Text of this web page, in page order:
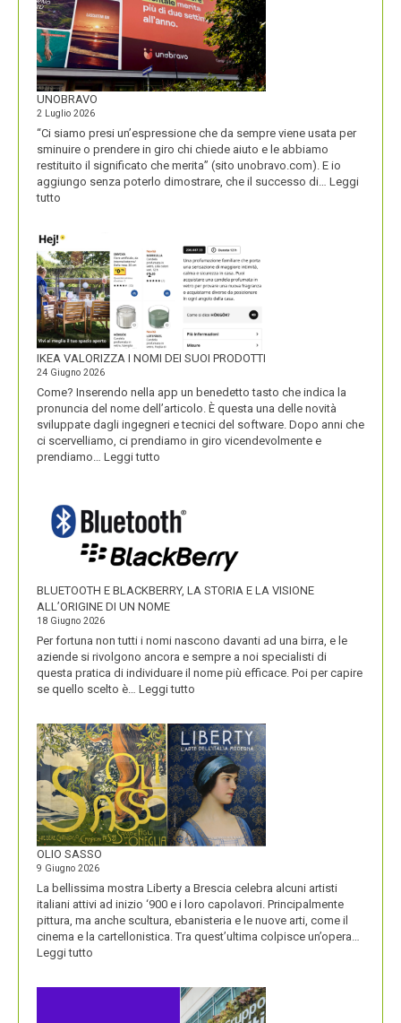
UNOBRAVO
2 Luglio 2026
“Ci siamo presi un’espressione che da sempre viene usata per
sminuire o prendere in giro chi chiede aiuto e le abbiamo
restituito il significato che merita” (sito unobravo.com). E io
aggiungo senza poterlo dimostrare, che il successo di… Leggi
tutto
IKEA VALORIZZA I NOMI DEI SUOI PRODOTTI
24 Giugno 2026
Come? Inserendo nella app un benedetto tasto che indica la
pronuncia del nome dell’articolo. È questa una delle novità
sviluppate dagli ingegneri e tecnici del software. Dopo anni che
ci scervelliamo, ci prendiamo in giro vicendevolmente e
prendiamo… Leggi tutto
NOMI
DEI
SUOI
PRODOTTI
BLUETOOTH E BLACKBERRY, LA STORIA E LA VISIONE
ALL’ORIGINE DI UN NOME
18 Giugno 2026
Per fortuna non tutti i nomi nascono davanti ad una birra, e le
aziende si rivolgono ancora e sempre a noi specialisti di
questa pratica di individuare il nome più efficace. Poi per capire
se quello scelto è… Leggi tutto
E
BLACKBERRY,
LA
STORIA
E
LA
VISIONE
ALL’ORIGINE
DI
NOME
OLIO SASSO
9 Giugno 2026
La bellissima mostra Liberty a Brescia celebra alcuni artisti
italiani attivi ad inizio ‘900 e i loro capolavori. Principalmente
pittura, ma anche scultura, ebanisteria e le nuove arti, come il
cinema e la cartellonistica. Tra quest’ultima colpisce un’opera…
Leggi tutto
SASSO